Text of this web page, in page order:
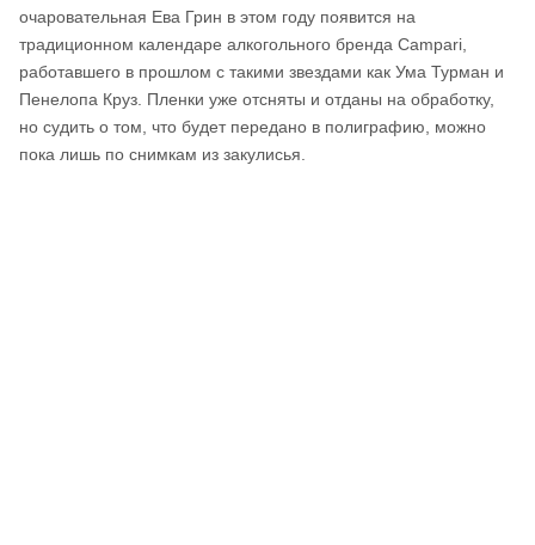
очаровательная Ева Грин в этом году появится на
традиционном календаре алкогольного бренда Campari,
работавшего в прошлом с такими звездами как Ума Турман и
Пенелопа Круз. Пленки уже отсняты и отданы на обработку,
но судить о том, что будет передано в полиграфию, можно
пока лишь по снимкам из закулисья.